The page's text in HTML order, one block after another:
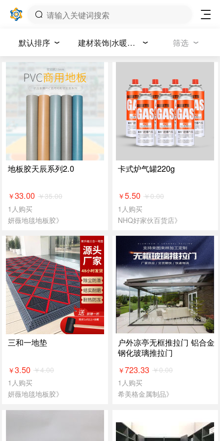
默认排序 建材装饰|水暖卫浴|家居家具 筛选
地板胶天辰系列2.0
￥33.00 ￥35.00
1人购买
妍薇地毯地板胶》
卡式炉气罐220g
￥5.50 ￥0.00
1人购买
NHQ好家伙百货店》
三和一地垫
￥3.50 ￥4.00
1人购买
妍薇地毯地板胶》
户外凉亭无框推拉门 铝合金
钢化玻璃推拉门
￥723.33 ￥0.00
1人购买
希美格金属制品》